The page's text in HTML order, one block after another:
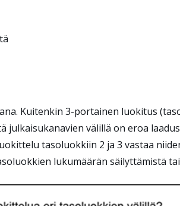
Kuitenkin 3-portainen luokitus
julkaisukanavien välillä on eroa
tasoluokkiin 2 ja 3 vastaa
lukumäärän säilyttämistä